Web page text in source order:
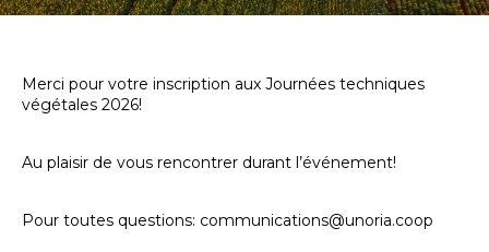
Merci pour votre inscription aux Journées techniques
végétales 2026!
Au plaisir de vous rencontrer durant l’événement!
Pour toutes questions: communications@unoria.coop